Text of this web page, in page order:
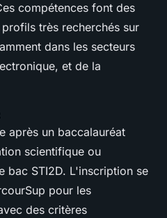
compétences font des
très recherchés sur
dans les secteurs
et de la
après un baccalauréat
scientifique ou
bac STI2D. L'inscription se
pour les
des critères